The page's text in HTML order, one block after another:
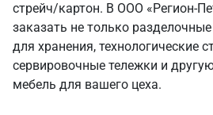
стрейч/картон. В ООО «Регион-
заказать не только
для хранения, технологические
сервировочные тележки и
мебель для вашего цеха.